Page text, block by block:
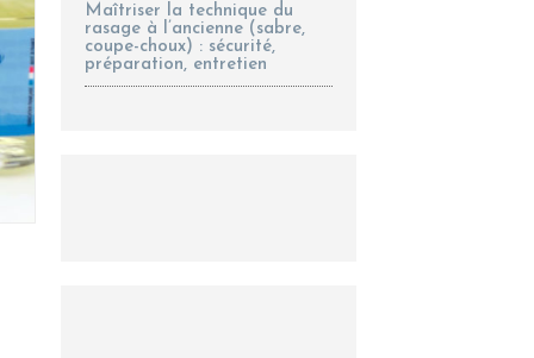
Maîtriser la technique du
rasage à l’ancienne (sabre,
coupe-choux) : sécurité,
préparation, entretien